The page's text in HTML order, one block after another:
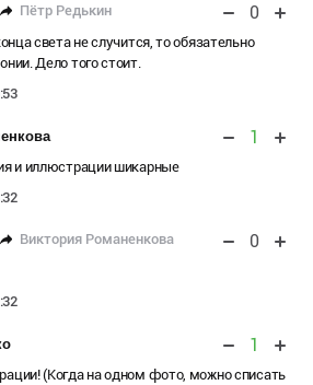
Пётр Редькин 0
света не случится, то обязательно
Дело того стоит.
1
и иллюстрации шикарные
Виктория Романенкова 0
1
(Когда на одном фото, можно списать